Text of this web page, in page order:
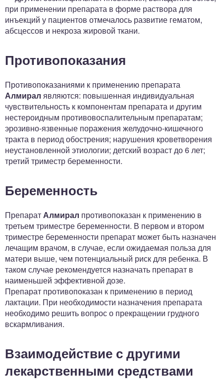
при применении препарата в форме раствора для
инъекций у пациентов отмечалось развитие гематом,
абсцессов и некроза жировой ткани.
Противопоказания
Противопоказаниями к применению препарата
Алмирал являются: повышенная индивидуальная
чувствительность к компонентам препарата и другим
нестероидным противовоспалительным препаратам;
эрозивно-язвенные поражения желудочно-кишечного
тракта в период обострения; нарушения кроветворения
неустановленной этиологии; детский возраст до 6 лет;
третий триместр беременности.
Беременность
ПрепаратАлмирал противопоказан к применению в
третьем триместре беременности. В первом и втором
триместре беременности препарат может быть назначен
лечащим врачом, в случае, если ожидаемая польза для
матери выше, чем потенциальный риск для ребенка. В
таком случае рекомендуется назначать препарат в
наименьшей эффективной дозе.
Препарат противопоказан к применению в период
лактации. При необходимости назначения препарата
необходимо решить вопрос о прекращении грудного
вскармливания.
Взаимодействие с другими
лекарственными средствами